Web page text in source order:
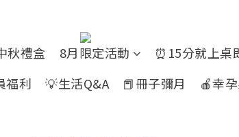
秋禮盒 8月限定活動
⏰15分就上桌
福利 💡生活Q&A 📕冊子彌月 🍎幸